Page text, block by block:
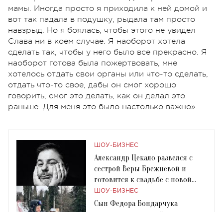
мамы. Иногда просто я приходила к ней домой и
вот так падала в подушку, рыдала там просто
навзрыд. Но я боялась, чтобы этого не увидел
Слава ни в коем случае. Я наоборот хотела
сделать так, чтобы у него было все прекрасно. Я
наоборот готова была пожертвовать, мне
хотелось отдать свои органы или что-то сделать,
отдать что-то свое, дабы он смог хорошо
говорить, смог это делать, как он делал это
раньше. Для меня это было настолько важно».
ШОУ-БИЗНЕС
Александр Цекало развелся с
сестрой Веры Брежневой и
готовится к свадьбе с новой
возлюбленной
ШОУ-БИЗНЕС
Сын Федора Бондарчука